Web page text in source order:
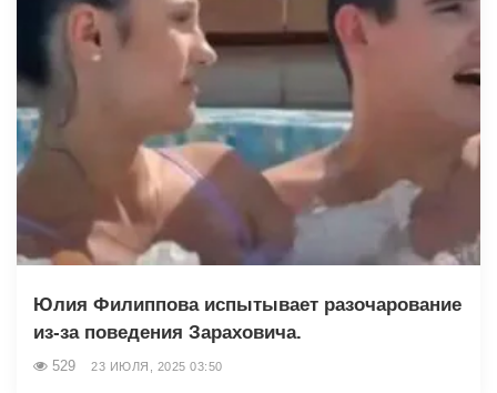
Юлия Филиппова испытывает разочарование
из-за поведения Зараховича.
529 23 ИЮЛЯ, 2025 03:50